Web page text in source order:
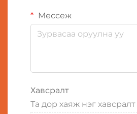
Мессеж
Хавсралт
Та дор хаяж нэг хавсралт